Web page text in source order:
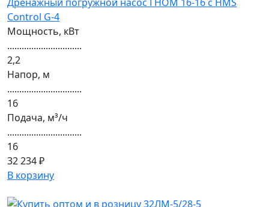
Control G-4
Мощность, кВт
...............................
2,2
Напор, м
...............................
16
Подача, м³/ч
...............................
16
32 234 ₽
В корзину